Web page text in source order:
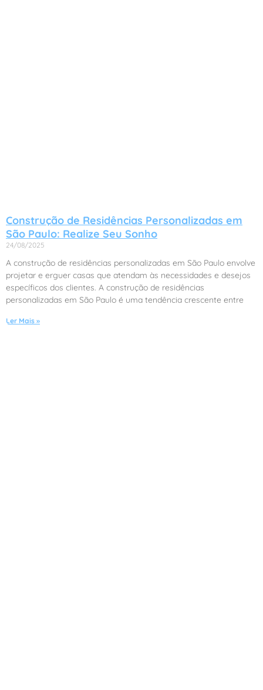
Construção de Residências Personalizadas em
São Paulo: Realize Seu Sonho
24/08/2025
A construção de residências personalizadas em São Paulo envolve
projetar e erguer casas que atendam às necessidades e desejos
específicos dos clientes. A construção de residências
personalizadas em São Paulo é uma tendência crescente entre
Ler Mais »